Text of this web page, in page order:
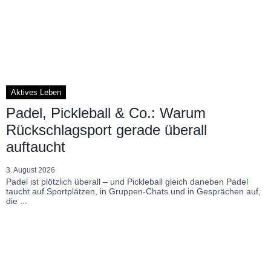
Aktives Leben
Padel, Pickleball & Co.: Warum
Rückschlagsport gerade überall
auftaucht
3. August 2026
Padel ist plötzlich überall – und Pickleball gleich daneben Padel
taucht auf Sportplätzen, in Gruppen-Chats und in Gesprächen auf,
die ...